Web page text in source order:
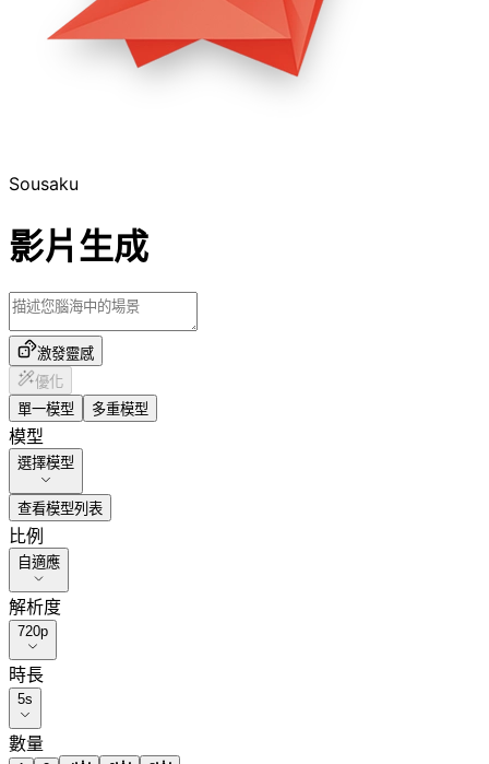
Sousaku
影片生成
激發靈感
優化
單一模型
多重模型
模型
選擇模型
查看模型列表
比例
自適應
解析度
720p
時長
5s
數量